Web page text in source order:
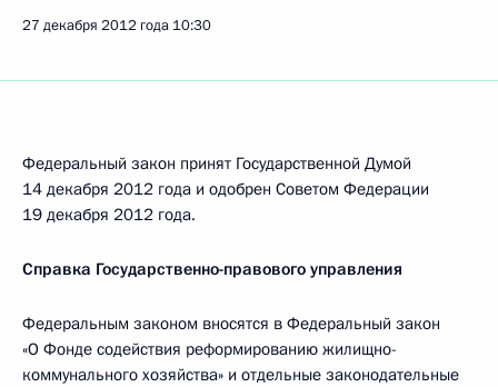
27 декабря 2012 года 10:30
Федеральный закон принят Государственной Думой
14 декабря 2012 года и одобрен Советом Федерации
19 декабря 2012 года.
Справка Государственно-правового управления
Федеральным законом вносятся в Федеральный закон
«О Фонде содействия реформированию жилищно-
коммунального хозяйства» и отдельные законодательные